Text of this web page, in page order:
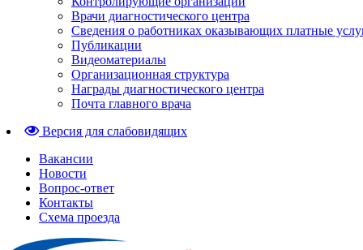
Врачи диагностического центра
Сведения о работниках оказывающих платные
Публикации
Видеоматериалы
Организационная структура
Награды диагностического центра
Почта главного врача
Версия для слабовидящих
Вакансии
Новости
Вопрос-ответ
Контакты
Схема проезда